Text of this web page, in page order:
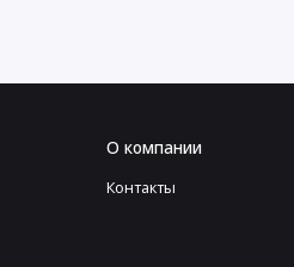
О компании
Контакты